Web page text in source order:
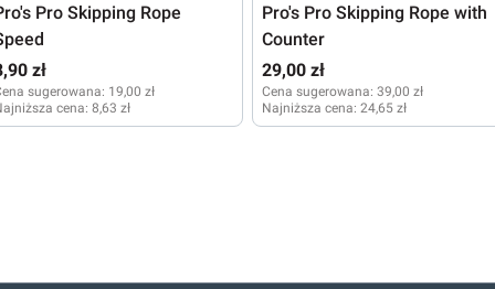
Pro Skipping Rope
zł
sugerowana: 19,00 zł
cena: 8,63 zł
Pro's Pro Skipping Rope with
Counter
29,00 zł
Cena sugerowana: 39,00 zł
Najniższa cena: 24,65 zł